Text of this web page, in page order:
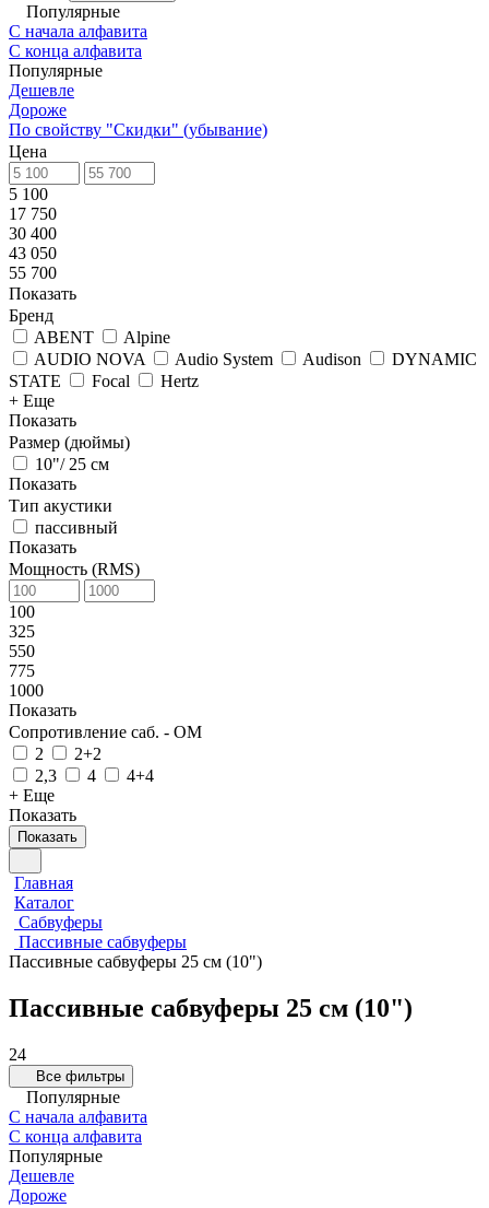
Популярные
С начала алфавита
С конца алфавита
Популярные
Дешевле
Дороже
По свойству "Скидки" (убывание)
Цена
5 100
17 750
30 400
43 050
55 700
Показать
Бренд
ABENT
Alpine
AUDIO NOVA
Audio System Audison
DYNAMIC
STATE
Focal
Hertz
+ Еще
Показать
Размер (дюймы)
10"/ 25 см
Показать
Тип акустики
пассивный
Показать
Мощность (RMS)
100
325
550
775
1000
Показать
Сопротивление саб. - ОМ
2
2+2
2,3
4
4+4
+ Еще
Показать
Показать
Главная
Каталог
Сабвуферы
Пассивные сабвуферы
Пассивные сабвуферы 25 см (10")
Пассивные сабвуферы 25 см (10")
24
Все фильтры
Популярные
С начала алфавита
С конца алфавита
Популярные
Дешевле
Дороже